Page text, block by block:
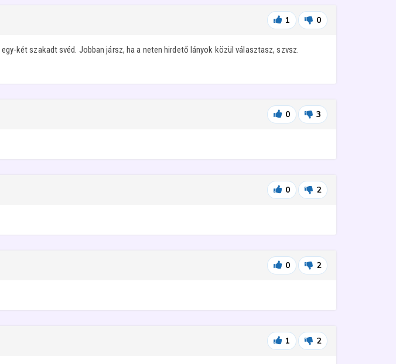
1 0
két szakadt svéd. Jobban jársz, ha a neten hirdető lányok közül választasz, szvsz.
0 3
0 2
0 2
1 2